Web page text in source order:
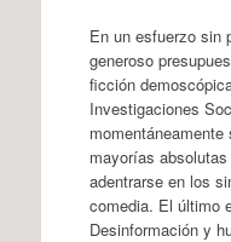
En un esfuerzo sin
generoso
ficción
Investigaciones
mayorías
adentrarse en los
comedia. El último
Desinformación y